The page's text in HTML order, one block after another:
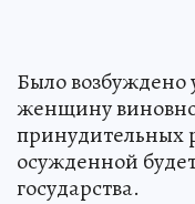
Было возбуждено
женщину
принудительных
осужденной
государства.